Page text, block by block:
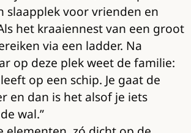
slaapplek voor vrienden en
het kraaiennest van een groot
via een ladder. Na
op deze plek weet de familie:
op een schip. Je gaat de
en dan is het alsof je iets
wal.”